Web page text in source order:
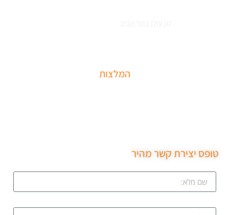
המלצות
טופס יצירת קשר מהיר